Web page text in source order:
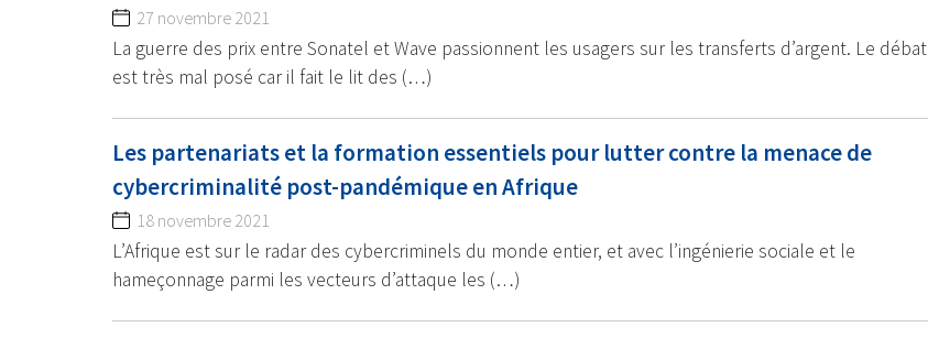
27 novembre 2021
La guerre des prix entre Sonatel et Wave passionnent les usagers sur les transferts d’argent. Le débat
est très mal posé car il fait le lit des (…)
Les partenariats et la formation essentiels pour lutter contre la menace de
cybercriminalité post-pandémique en Afrique
18 novembre 2021
L’Afrique est sur le radar des cybercriminels du monde entier, et avec l’ingénierie sociale et le
hameçonnage parmi les vecteurs d’attaque les (…)